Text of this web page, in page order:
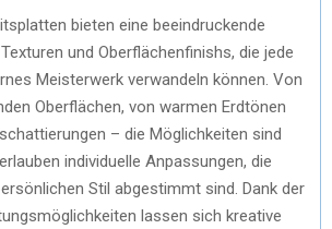
bieten eine beeindruckende
und Oberflächenfinishs, die jede
Meisterwerk verwandeln können. Von
Oberflächen, von warmen Erdtönen
– die Möglichkeiten sind
individuelle Anpassungen, die
Stil abgestimmt sind. Dank der
lassen sich kreative